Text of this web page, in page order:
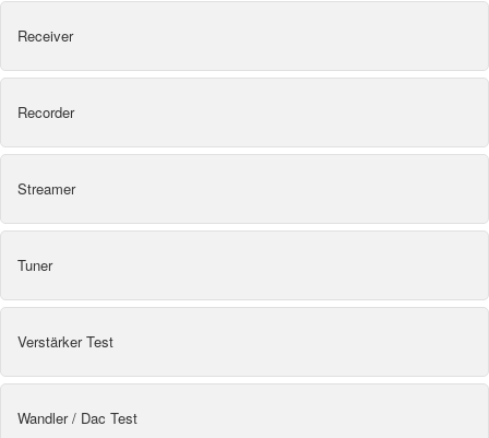
Receiver
Recorder
Streamer
Tuner
Verstärker Test
Wandler / Dac Test